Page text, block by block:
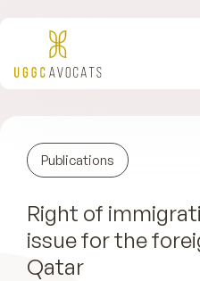
Publications
Right of
issue for the
Qatar